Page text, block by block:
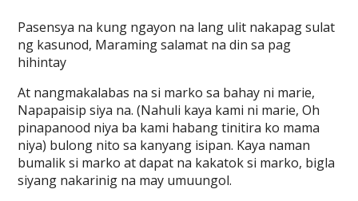
Pasensya na kung ngayon na lang ulit nakapag sulat
ng kasunod, Maraming salamat na din sa pag
hihintay
At nangmakalabas na si marko sa bahay ni marie,
Napapaisip siya na. (Nahuli kaya kami ni marie, Oh
pinapanood niya ba kami habang tinitira ko mama
niya) bulong nito sa kanyang isipan. Kaya naman
bumalik si marko at dapat na kakatok si marko, bigla
siyang nakarinig na may umuungol.